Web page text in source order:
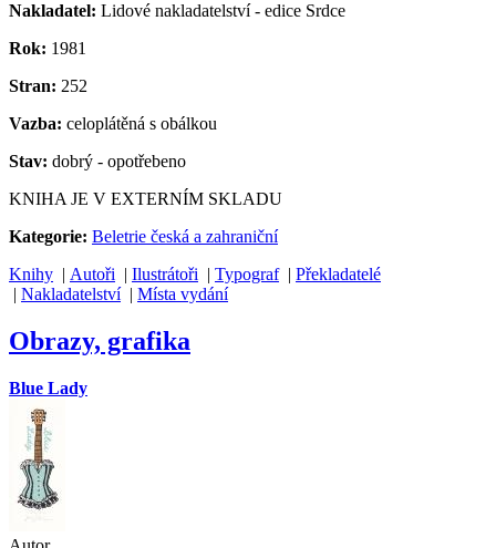
Nakladatel: Lidové nakladatelství - edice Srdce
Rok: 1981
Stran: 252
Vazba: celoplátěná s obálkou
Stav: dobrý - opotřebeno
KNIHA JE V EXTERNÍM SKLADU
Kategorie: Beletrie česká a zahraniční
Knihy | Autoři | Ilustrátoři | Typograf| Překladatelé
| Nakladatelství| Místa vydání
Obrazy, grafika
Blue Lady